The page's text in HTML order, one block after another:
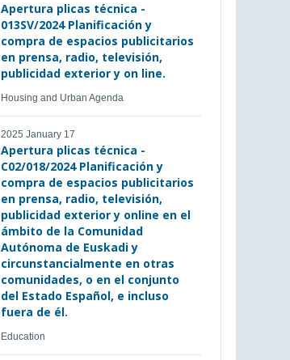
Apertura plicas técnica -
013SV/2024 Planificación y
compra de espacios publicitarios
en prensa, radio, televisión,
publicidad exterior y on line.
Housing and Urban Agenda
2025 January 17
Apertura plicas técnica -
C02/018/2024 Planificación y
compra de espacios publicitarios
en prensa, radio, televisión,
publicidad exterior y online en el
ámbito de la Comunidad
Autónoma de Euskadi y
circunstancialmente en otras
comunidades, o en el conjunto
del Estado Español, e incluso
fuera de él.
Education